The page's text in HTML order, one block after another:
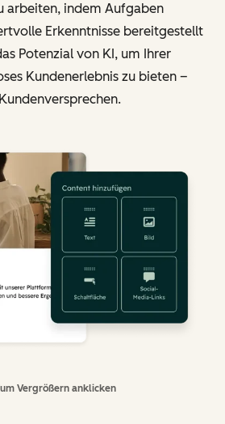
arbeiten, indem Aufgaben
Erkenntnisse bereitgestellt
Potenzial von KI, um Ihrer
Kundenerlebnis zu bieten –
Vergrößern anklicken